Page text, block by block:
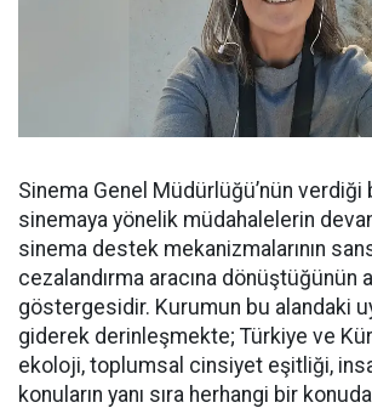
Sinema Genel Müdürlüğü’nün verdiği
sinemaya yönelik müdahalelerin
sinema destek mekanizmalarının
cezalandırma aracına dönüştüğünün
göstergesidir. Kurumun bu alandaki
giderek derinleşmekte; Türkiye ve
ekoloji, toplumsal cinsiyet eşitliği,
konuların yanı sıra herhangi bir